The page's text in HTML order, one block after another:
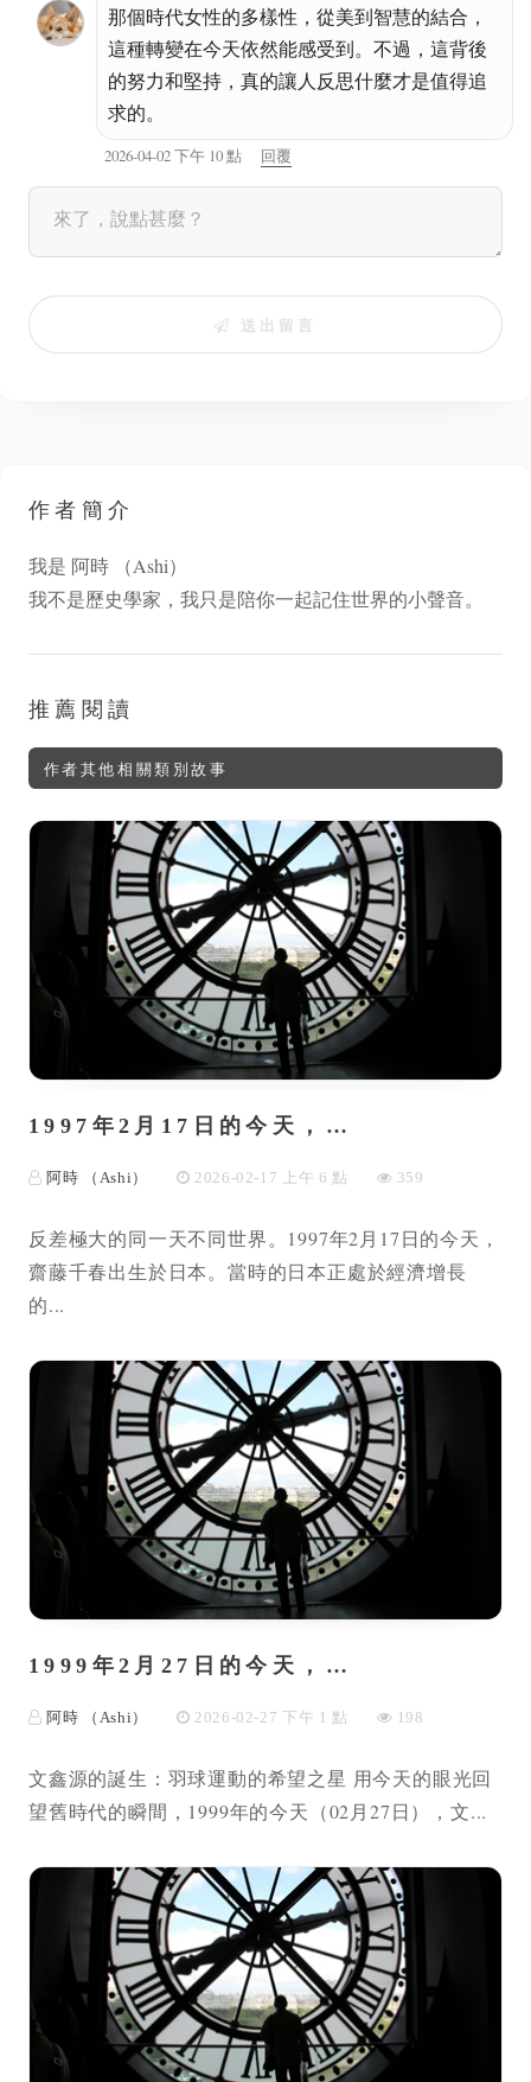
那個時代女性的多樣性，從美到智慧的結合，
這種轉變在今天依然能感受到。不過，這背後
的努力和堅持，真的讓人反思什麼才是值得追
求的。
2026-04-02 下午 10 點 回覆
送出留言
作者簡介
我是 阿時 （Ashi）
我不是歷史學家，我只是陪你一起記住世界的小聲音。
推薦閱讀
作者其他相關類別故事
1997年2月17日的今天，…
阿時 （Ashi） 2026-02-17 上午 6 點 359
反差極大的同一天不同世界。1997年2月17日的今天，
齋藤千春出生於日本。當時的日本正處於經濟增長
的...
1999年2月27日的今天，…
阿時 （Ashi） 2026-02-27 下午 1 點 198
文鑫源的誕生：羽球運動的希望之星 用今天的眼光回
望舊時代的瞬間，1999年的今天（02月27日），文...